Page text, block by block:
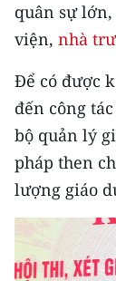
E-Magazine
Video
Media
Media Kinh
Media Văn
Media Pháp
quân sự
viện, nhà
Để có được
đến công
bộ quản lý
pháp then
lượng giáo